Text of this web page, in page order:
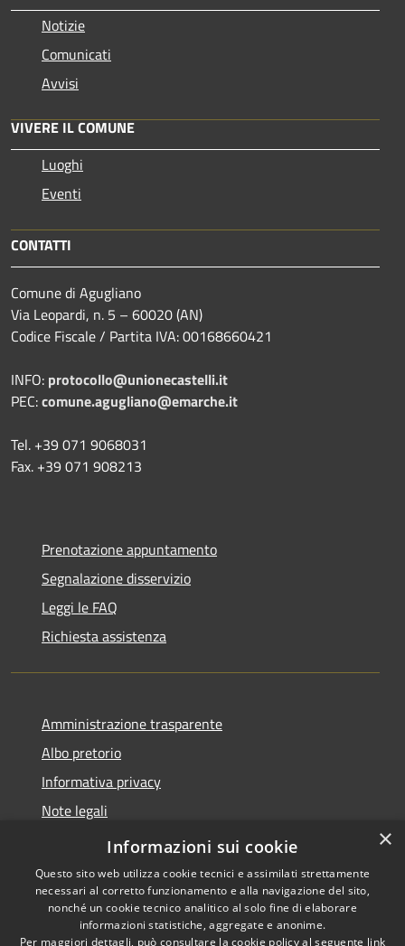
Notizie
Comunicati
Avvisi
VIVERE IL COMUNE
Luoghi
Eventi
CONTATTI
Comune di Agugliano
Via Leopardi, n. 5 – 60020 (AN)
Codice Fiscale / Partita IVA: 00168660421
INFO: protocollo@unionecastelli.it
PEC:comune.agugliano@emarche.it
Tel. +39 071 9068031
Fax. +39 071 908213
Prenotazione appuntamento
Segnalazione disservizio
Leggi le FAQ
Richiesta assistenza
Amministrazione trasparente
Albo pretorio
Informativa privacy
Note legali
Dichiarazione di accessibilità
Copyright © 2026 • Comune di
×
Informazioni sui cookie
Questo sito web utilizza cookie tecnici e assimilati strettamente
necessari al corretto funzionamento e alla navigazione del sito,
nonché un cookie tecnico analitico al solo fine di elaborare
informazioni statistiche, aggregate e anonime.
Per maggiori dettagli, può consultare la cookie policy al seguente link